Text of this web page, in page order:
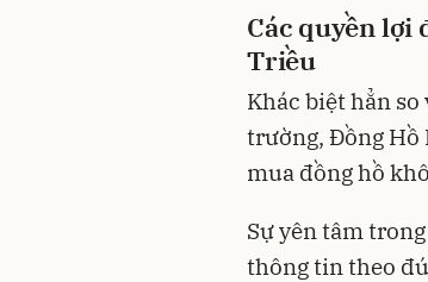
Các quyền lợi
Triều
Khác biệt hẳn
trường, Đồng Hồ
mua đồng hồ
Sự yên tâm
thông tin theo